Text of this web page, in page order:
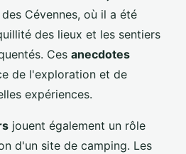
Cévennes, où il a été
des lieux et les sentiers
Ces anecdotes
de l'exploration et de
expériences.
jouent également un rôle
d'un site de camping. Les